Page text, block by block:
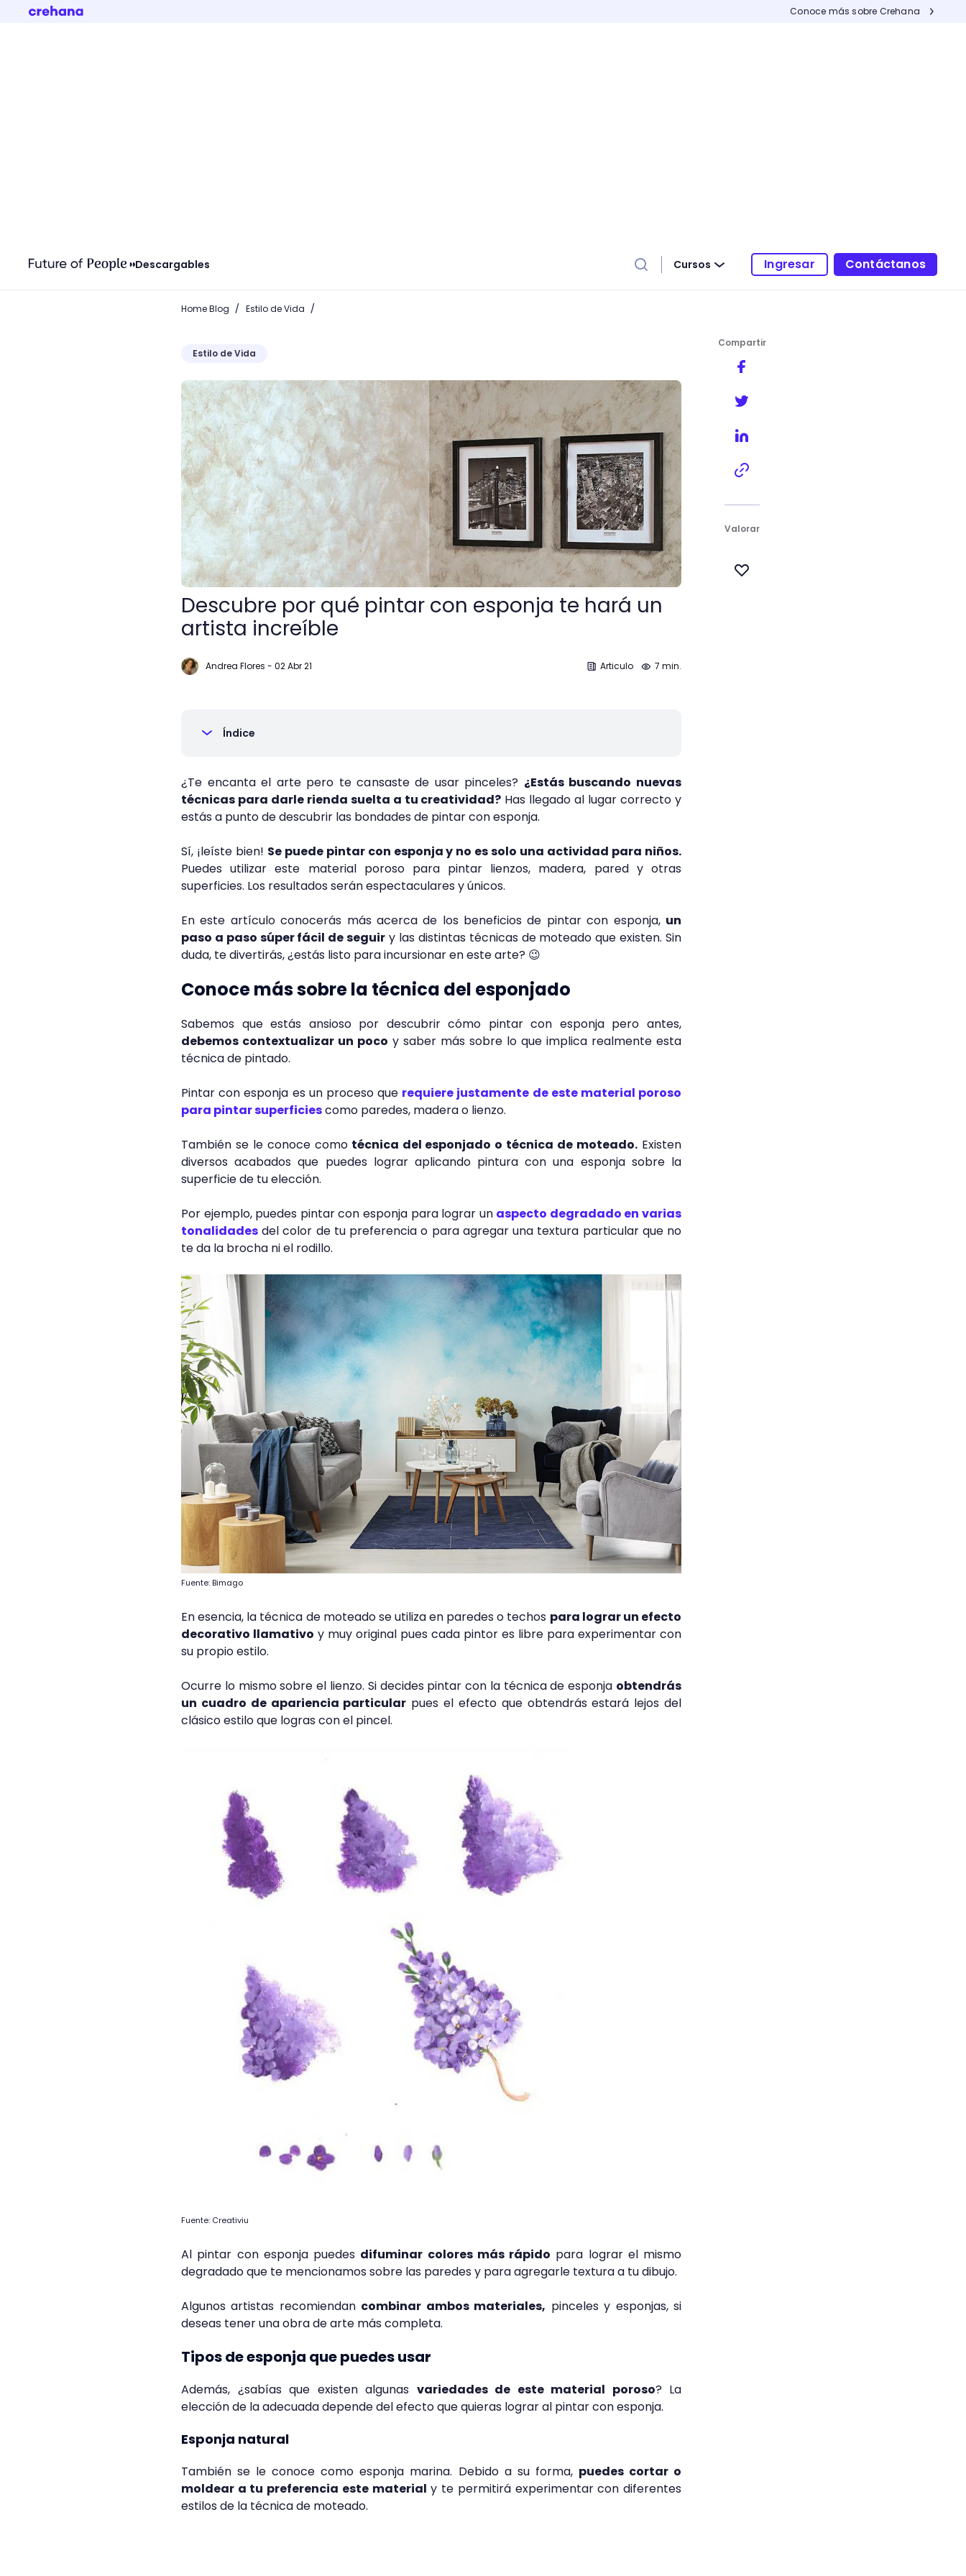
Conoce más sobre Crehana
Descargables Cursos Ingresar Contáctanos
Home Blog / Estilo de Vida /
Estilo de Vida
Descubre por qué pintar con esponja te hará un artista increíble
Descubre por qué pintar con esponja te hará un
artista increíble
Andrea Flores - 02 Abr 21 Articulo 7 min.
Índice
¿Te encanta el arte pero te cansaste de usar pinceles? ¿Estás buscando nuevas
técnicas para darle rienda suelta a tu creatividad? Has llegado al lugar correcto y
estás a punto de descubrir las bondades de pintar con esponja.
Sí, ¡leíste bien! Se puede pintar con esponja y no es solo una actividad para niños.
Puedes utilizar este material poroso para pintar lienzos, madera, pared y otras
superficies. Los resultados serán espectaculares y únicos.
En este artículo conocerás más acerca de los beneficios de pintar con esponja, un
paso a paso súper fácil de seguir y las distintas técnicas de moteado que existen. Sin
duda, te divertirás, ¿estás listo para incursionar en este arte? 😉
Conoce más sobre la técnica del esponjado
Sabemos que estás ansioso por descubrir cómo pintar con esponja pero antes,
debemos contextualizar un poco y saber más sobre lo que implica realmente esta
técnica de pintado.
Pintar con esponja es un proceso que requiere justamente de este material poroso
para pintar superficiescomo paredes, madera o lienzo.
También se le conoce comotécnica del esponjado o técnica de moteado. Existen
diversos acabados que puedes lograr aplicando pintura con una esponja sobre la
superficie de tu elección.
Por ejemplo, puedes pintar con esponja para lograr un aspecto degradado en varias
tonalidades del color de tu preferencia o para agregar una textura particular que no
te da la brocha ni el rodillo.
Fuente: Bimago
En esencia, la técnica de moteado se utiliza en paredes o techos para lograr un efecto
decorativo llamativo y muy original pues cada pintor es libre para experimentar con
su propio estilo.
Ocurre lo mismo sobre el lienzo. Si decides pintar con la técnica de esponja obtendrás
un cuadro de apariencia particular pues el efecto que obtendrás estará lejos del
clásico estilo que logras con el pincel.
Fuente: Creativiu
Al pintar con esponja puedes difuminar colores más rápido para lograr el mismo
degradado que te mencionamos sobre las paredes y para agregarle textura a tu dibujo.
Algunos artistas recomiendan combinar ambos materiales, pinceles y esponjas, si
deseas tener una obra de arte más completa.
Tipos de esponja que puedes usar
Además, ¿sabías que existen algunas variedades de este material poroso? La
elección de la adecuada depende del efecto que quieras lograr al pintar con esponja.
Esponja natural
También se le conoce como esponja marina. Debido a su forma, puedes cortar o
moldear a tu preferencia este material y te permitirá experimentar con diferentes
estilos de la técnica de moteado.
Compartir
Valorar